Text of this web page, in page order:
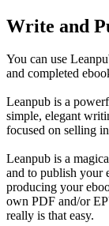
Write and
You can use
and completed
Leanpub is a
simple, elegant
focused on selling
Leanpub is a
and to publish your
producing your
own PDF and/or
really is that easy.